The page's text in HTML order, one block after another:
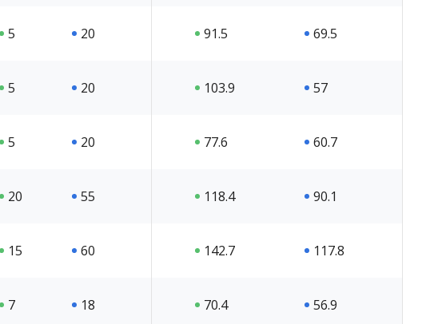
5 20 91.5 69.5
5 20 103.9 57
5 20 77.6 60.7
20 55 118.4 90.1
15 60 142.7 117.8
7 18 70.4 56.9